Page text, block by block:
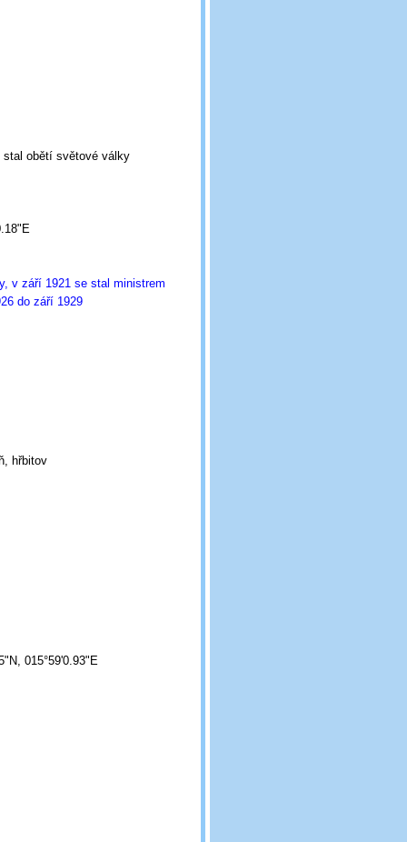
stal obětí světové války
v září 1921 se stal ministrem
do září 1929
hřbitov
015°59'0.93"E